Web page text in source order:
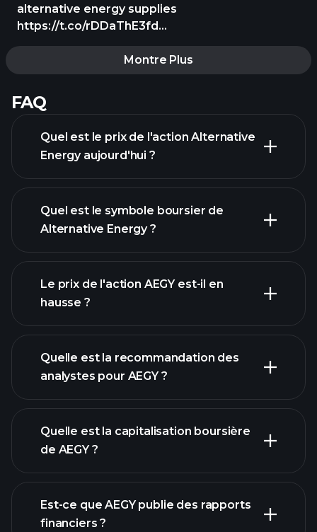
alternative energy supplies
https://t.co/rDDaThE3fd
https://t.co/wAgGPRWqgA
Montre Plus
FAQ
Quel est le prix de l'action Alternative
Energy aujourd'hui ?
graphique avancé
Quel est le symbole boursier de
Alternative Energy ?
Le prix de l'action AEGY est-il en
hausse ?
graphique de AEGY
Quelle est la recommandation des
analystes pour AEGY ?
Quelle est la capitalisation boursière
de AEGY ?
notre
liste d'actions
Est-ce que AEGY publie des rapports
financiers ?